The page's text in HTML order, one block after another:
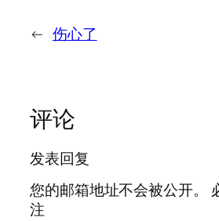
← 伤心了
评论
发表回复
您的邮箱地址不会被公开。
注